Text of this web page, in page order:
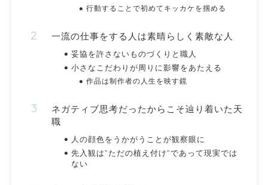
行動することで初めてキッカケを掴める
一流の仕事をする人は素晴らしく素敵な人
妥協を許さないものづくりと職人
小さなこだわりが周りに影響をあたえる
作品は制作者の人生を映す鏡
ネガティブ思考だったからこそ辿り着いた天
職
人の顔色をうかがうことが観察眼に
先入観は”ただの植え付け”であって現実では
ない